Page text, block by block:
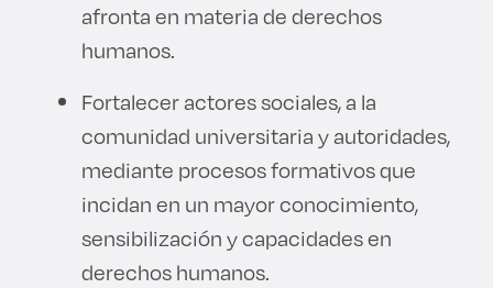
afronta en materia de derechos
humanos.
Fortalecer actores sociales, a la
comunidad universitaria y autoridades,
mediante procesos formativos que
incidan en un mayor conocimiento,
sensibilización y capacidades en
derechos humanos.